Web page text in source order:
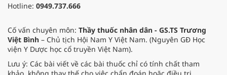
Hotline: 0949.737.666
Cố vấn chuyên môn: Thầy thuốc nhân dân - GS.TS Trương
Việt Bình – Chủ tịch Hội Nam Y Việt Nam. (Nguyên GĐ Học
viện Y Dược học cổ truyền Việt Nam).
Lưu ý: Các bài viết về các bài thuốc chỉ có tính chất tham